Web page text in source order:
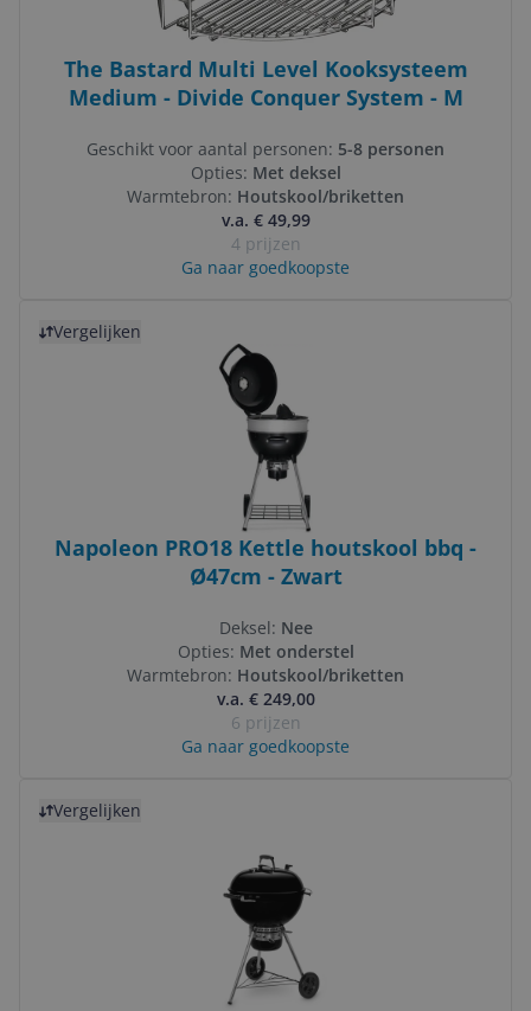
The Bastard Multi Level Kooksysteem
Medium - Divide Conquer System - M
Geschikt voor aantal personen: 5-8 personen
Opties: Met deksel
Warmtebron: Houtskool/briketten
v.a. € 49,99
4 prijzen
Ga naar goedkoopste
Vergelijken
Napoleon PRO18 Kettle houtskool bbq -
Ø47cm - Zwart
Deksel: Nee
Opties: Met onderstel
Warmtebron: Houtskool/briketten
v.a. € 249,00
6 prijzen
Ga naar goedkoopste
Vergelijken